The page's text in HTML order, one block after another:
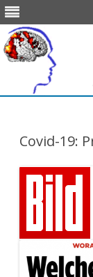
Covid-19: